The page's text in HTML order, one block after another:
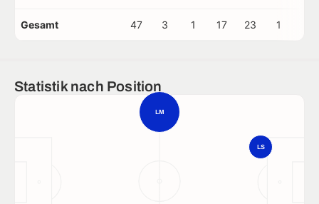
Gesamt 47 3 1 17 23 1
Statistik nach Position
LM
LS